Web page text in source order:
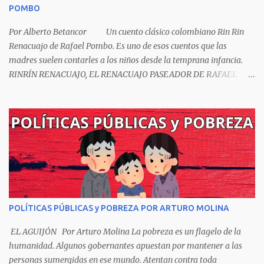
POMBO
Por Alberto Betancor Un cuento clásico colombiano Rin Rin
Renacuajo de Rafael Pombo. Es uno de esos cuentos que las
madres suelen contarles a los niños desde la temprana infancia.
RINRÍN RENACUAJO, EL RENACUAJO PASEADOR DE RAFAEL
Sombrero encintado y chupa de boda. -¡Muchacho, no salgas!- le
grita mamá pero él hace un gesto y orondo se va. Halló en el
camino, a un ratón vecino Y le dijo: -¡amigo!- venga usted conmigo,
Visitemos juntos a doña ratona Y habrá francachela y habrá
comilona. A poco llegaron, y avanza ratón, Estírase el cuello, coge
el aldabón, Da dos o tres golpes, preguntan: ¿quién es? -Yo doña
ratona, beso a usted los pies ¿Está usted en casa? -Sí señor sí estoy,
y celebro mucho ver a ustedes hoy; estaba en mi oficio, hilando
algodón, pero eso no importa; bienvenidos son. Se hicieron la
venia, se dieron la mano, Y dice Rat...
POLÍTICAS PÚBLICAS y POBREZA POR ARTURO MOLINA
EL AGUIJÓN Por Arturo Molina La pobreza es un flagelo de la
humanidad. Algunos gobernantes apuestan por mantener a las
personas sumergidas en ese mundo. Atentan contra toda